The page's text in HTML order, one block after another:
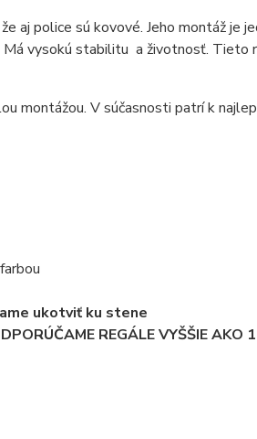
aj police sú kovové. Jeho montáž je
vysokú stabilitu a životnosť. Tieto
montážou. V súčasnosti patrí k
ukotviť ku stene
REGÁLE VYŠŠIE AKO